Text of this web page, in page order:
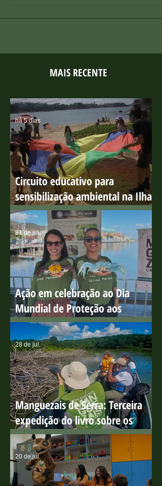
MAIS RECENTE
Circuito educativo para
sensibilização ambiental na Ilha
do Boi
há 5 dias
Ação em celebração ao Dia
Mundial de Proteção aos
Manguezais
31 de jul.
Manguezais de Serra: Terceira
expedição do livro sobre os
manguezais capixabas
28 de jul.
20 de jul.